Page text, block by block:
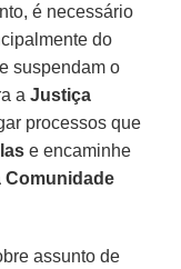
é necessário
do
suspendam o
aJustiça
processos que
e encaminhe
Comunidade
assunto de